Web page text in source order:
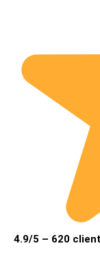
4.9/5 – 620